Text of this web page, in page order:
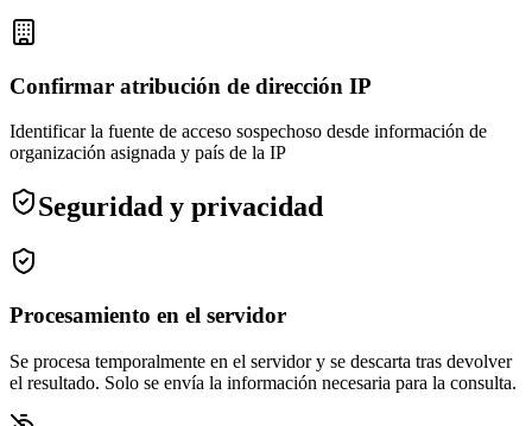
Confirmar atribución de dirección IP
Identificar la fuente de acceso sospechoso desde información de
organización asignada y país de la IP
Seguridad y privacidad
Procesamiento en el servidor
Se procesa temporalmente en el servidor y se descarta tras devolver
el resultado. Solo se envía la información necesaria para la consulta.